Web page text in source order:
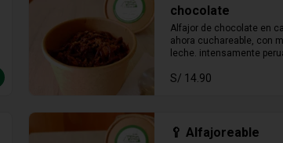
chocolate
Alfajor de chocolate en
ahora cuchareable, con
leche. intensamente
cada cucharada.
S/ 14.90
🥄 Alfajoreable